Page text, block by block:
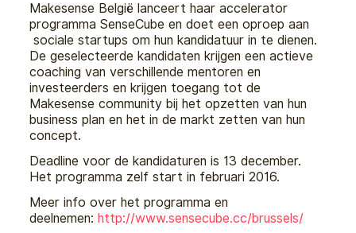
Makesense België lanceert haar accelerator
programma SenseCube en doet een oproep aan
sociale startups om hun kandidatuur in te dienen.
De geselecteerde kandidaten krijgen een actieve
coaching van verschillende mentoren en
investeerders en krijgen toegang tot de
Makesense community bij het opzetten van hun
business plan en het in de markt zetten van hun
concept.
Deadline voor de kandidaturen is 13 december.
Het programma zelf start in februari 2016.
Meer info over het programma en
deelnemen:http://www.sensecube.cc/brussels/